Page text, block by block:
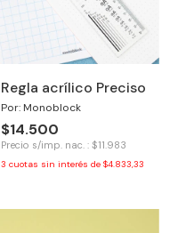
Regla acrílico Preciso
Por: Monoblock
$14.500
Precio s/imp. nac. : $11.983
3 cuotas sin interés de $4.833,33